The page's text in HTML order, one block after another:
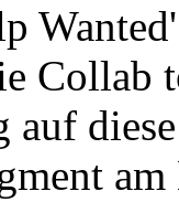
Collab
auf